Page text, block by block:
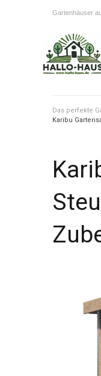
Gartenhäuser
Das perfekte
Karibu